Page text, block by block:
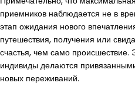
приемников наблюдается не в
этап ожидания нового
путешествия, получения или
счастья, чем само происшествие.
индивиды делаются
новых переживаний.